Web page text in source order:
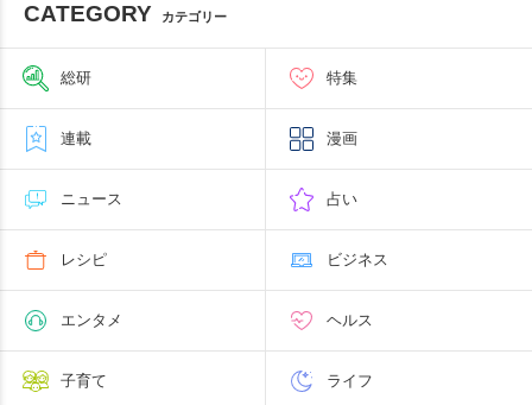
CATEGORY カテゴリー
総研 特集
連載 漫画
ニュース 占い
レシピ ビジネス
エンタメ ヘルス
子育て ライフ